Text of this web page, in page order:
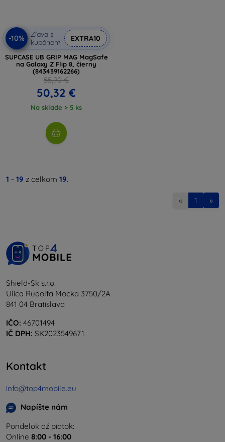
-10%
Zľava s
kupónom
EXTRA10
SUPCASE UB GRIP MAG MagSafe
na Galaxy Z Flip 8, čierny
(843439162266)
55,90 €
50,32 €
Na sklade > 5 ks
1 - 19 z celkom 19.
« 1 »
Shield-Sk s.r.o.
Ulica Rudolfa Mocka 3750/2A
841 04 Bratislava
IČO: 46701494
IČ DPH: SK2023549671
Kontakt
info@top4mobile.eu
Napíšte nám
Pondelok až piatok:
Online 8:00 - 16:00